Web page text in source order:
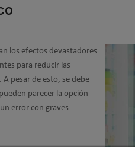
los efectos devastadores
para reducir las
pesar de esto, se debe
parecer la opción
error con graves